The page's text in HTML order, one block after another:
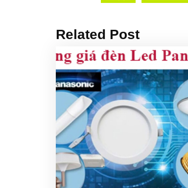
Related Post